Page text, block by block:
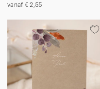
vanaf € 2,55